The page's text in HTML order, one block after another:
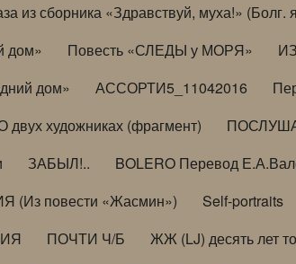
из сборника «Здравствуй, муха!» (Болг.
дом» Повесть «СЛЕДЫ у МОРЯ»
дом» АССОРТИ5_11042016
двух художниках (фрагмент)
ЗАБЫЛ!.. BOLERO Перевод
(Из повести «Жасмин») Self-portraits
ПОЧТИ Ч/Б ЖЖ (LJ) десять лет